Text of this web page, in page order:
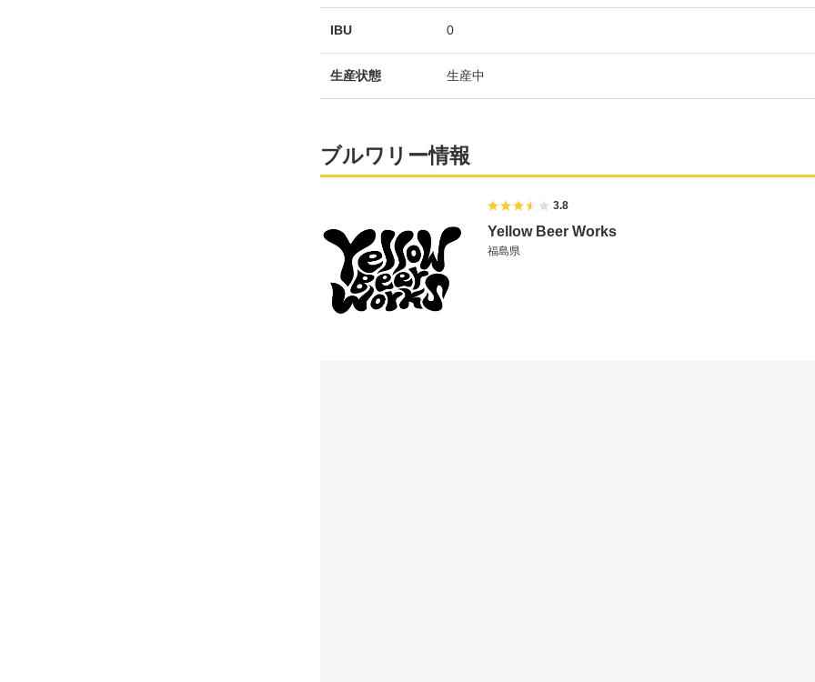
IBU 0
生産状態 生産中
ブルワリー情報
3.8
Yellow Beer Works
福島県